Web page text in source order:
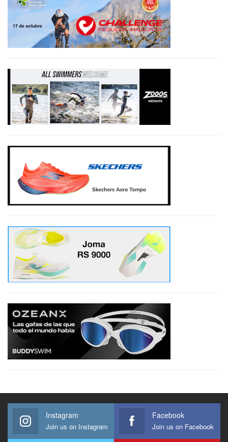
Instagram
Join us on Instagram
Facebook
Join us on Facebook